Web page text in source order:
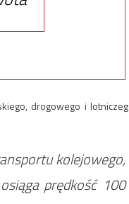
drogowego i
kolejowego,
prędkość 100